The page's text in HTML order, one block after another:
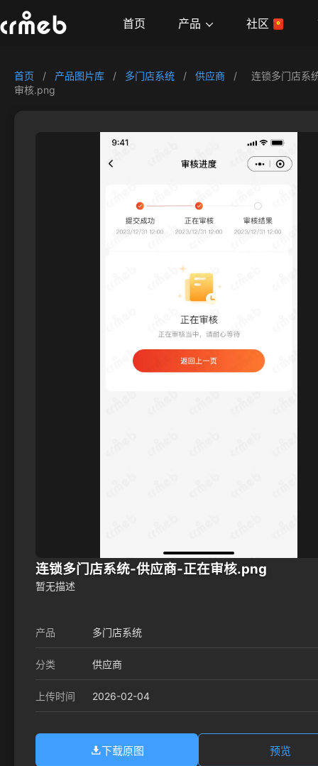
首页 产品 社区
首页 / 产品图片库 / 多门店系统 / 供应商 /
连锁多门店系
审核.png
连锁多门店系统-供应商-正在审核.png
暂无描述
产品 多门店系统
分类 供应商
上传时间 2026-02-04
下载原图 预览